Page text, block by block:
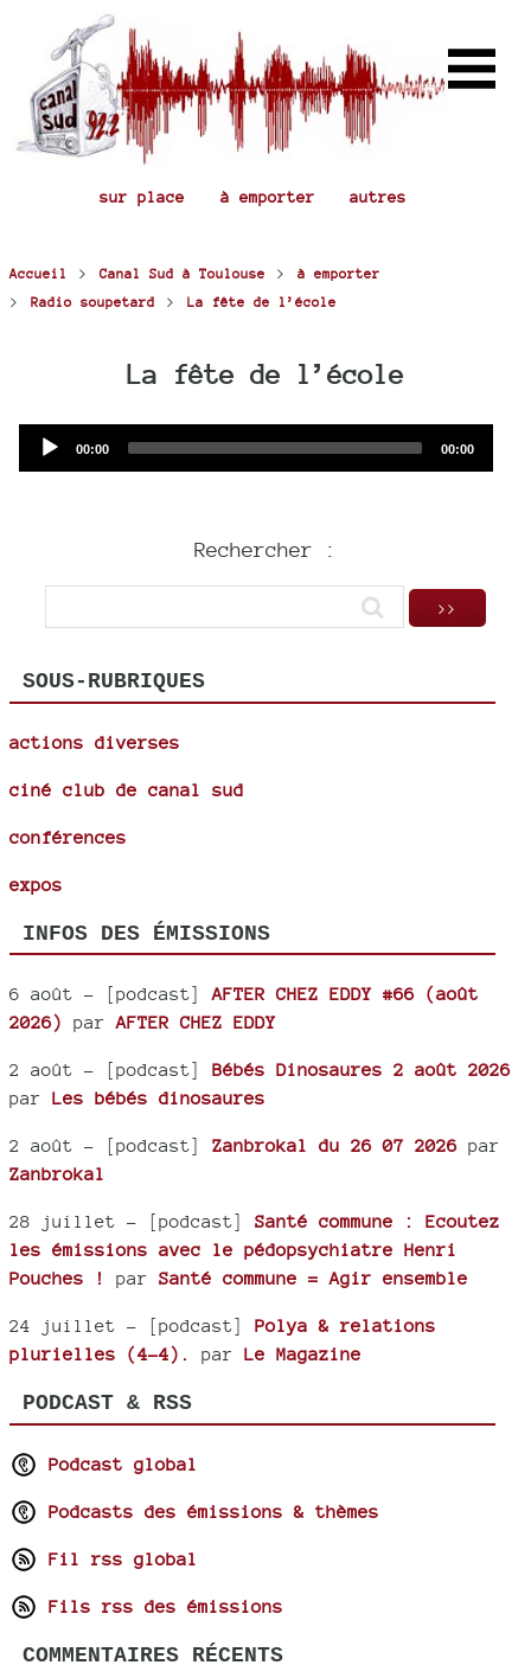
sur place à emporter autres
Accueil > Canal Sud à Toulouse > à emporter
> Radio soupetard > La fête de l’école
La fête de l’école
Current
00:00
Total
00:00
Rechercher :
SOUS-RUBRIQUES
actions diverses
ciné club de canal sud
conférences
expos
INFOS DES ÉMISSIONS
6 août - [podcast] AFTER CHEZ EDDY #66 (août
2026)
par AFTER CHEZ EDDY
2 août - [podcast] Bébés Dinosaures 2 août 2026
par Les bébés dinosaures
2 août - [podcast] Zanbrokal du 26 07 2026 par
Zanbrokal
28 juillet - [podcast] Santé commune : Ecoutez
les émissions avec le pédopsychiatre Henri
Pouches !
par Santé commune = Agir ensemble
24 juillet - [podcast] Polya & relations
plurielles (4-4).
par Le Magazine
PODCAST & RSS
Podcast global
Podcasts des émissions & thèmes
Fil rss global
Fils rss des émissions
COMMENTAIRES RÉCENTS